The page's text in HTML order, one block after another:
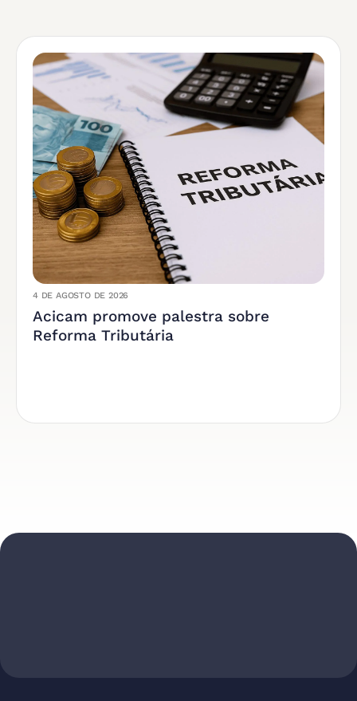
4 DE AGOSTO DE 2026
Acicam promove palestra sobre
Reforma Tributária